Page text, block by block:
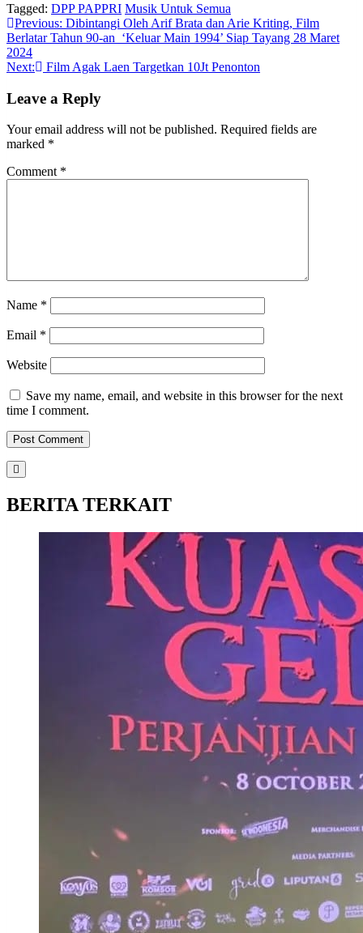
Tagged: DPP PAPPRI Musik Untuk Semua
Post
navigation
Previous: Dibintangi Oleh Arif Brata dan Arie Kriting, Film
Berlatar Tahun 90-an ‘Keluar Main 1994’ Siap Tayang 28 Maret
2024
Next:
Film Agak Laen Targetkan 10Jt Penonton
Leave a Reply
Your email address will not be published. Required fields are
marked *
Comment *
Name *
Email *
Website
Save my name, email, and website in this browser for the next
time I comment.
BERITA TERKAIT